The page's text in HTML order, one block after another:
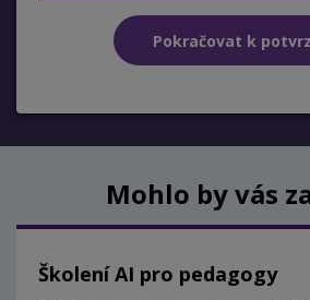
Mohlo by vás
Školení AI pro pedagogy